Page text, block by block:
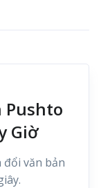
Pushto
Giờ
đổi văn bản